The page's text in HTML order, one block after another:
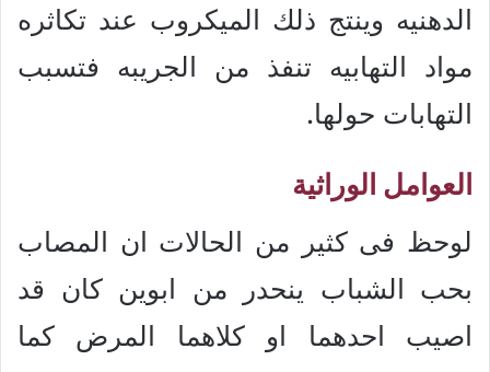
الدهنيه وينتج ذلك الميكروب عند تكاثره
مواد التهابيه تنفذ من الجريبه فتسبب
التهابات حولها.
العوامل الوراثية
لوحظ فى كثير من الحالات ان المصاب
بحب الشباب ينحدر من ابوين كان قد
اصيب احدهما او كلاهما المرض كما